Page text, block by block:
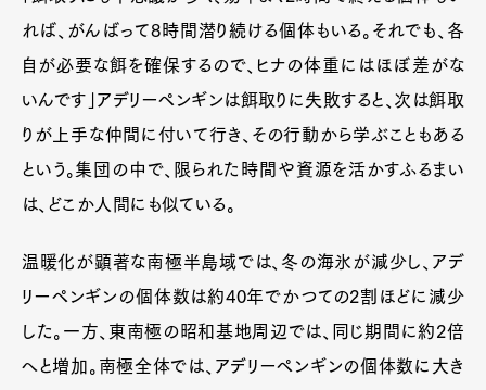
れば、がんばって8時間潜り続ける個体もいる。それでも、各
自が必要な餌を確保するので、ヒナの体重にはほぼ差がな
いんです」アデリーペンギンは餌取りに失敗すると、次は餌取
りが上手な仲間に付いて行き、その行動から学ぶこともある
という。集団の中で、限られた時間や資源を活かすふるまい
は、どこか人間にも似ている。
温暖化が顕著な南極半島域では、冬の海氷が減少し、アデ
リーペンギンの個体数は約40年でかつての2割ほどに減少
した。一方、東南極の昭和基地周辺では、同じ期間に約2倍
へと増加。南極全体では、アデリーペンギンの個体数に大き